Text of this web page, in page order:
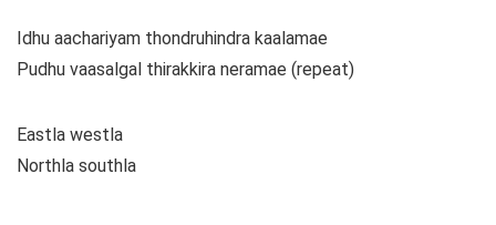
Idhu aachariyam thondruhindra kaalamae
Pudhu vaasalgal thirakkira neramae (repeat)
Eastla westla
Northla southla